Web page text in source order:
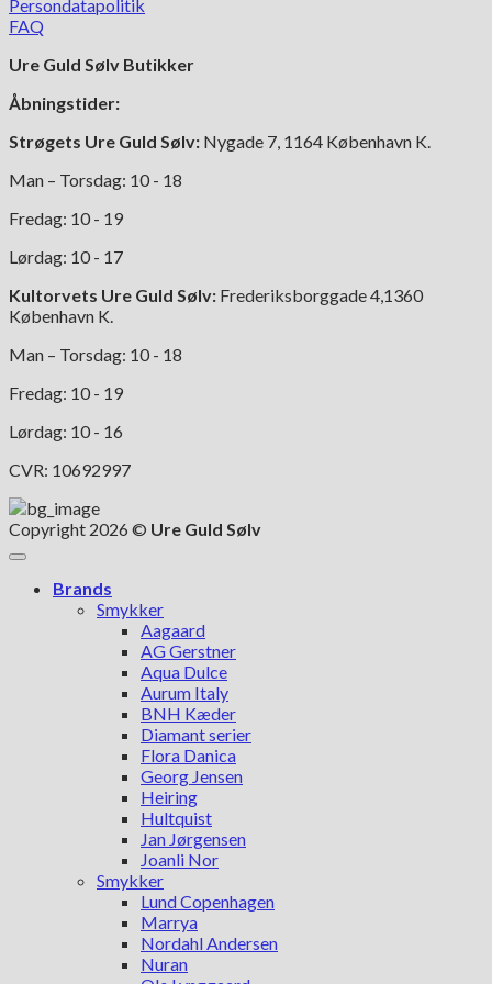
Mulighederne
vælges
varesiden
Persondatapolitik
FAQ
Ure Guld Sølv Butikker
Åbningstider:
Strøgets Ure Guld Sølv: Nygade 7, 1164 København K.
Man – Torsdag: 10 - 18
Fredag: 10 - 19
Lørdag: 10 - 17
Kultorvets Ure Guld Sølv: Frederiksborggade 4,1360
København K.
Man – Torsdag: 10 - 18
Fredag: 10 - 19
Lørdag: 10 - 16
CVR: 10692997
Copyright 2026 © Ure Guld Sølv
Brands
Smykker
Aagaard
AG Gerstner
Aqua Dulce
Aurum Italy
BNH Kæder
Diamant serier
Flora Danica
Georg Jensen
Heiring
Hultquist
Jan Jørgensen
Joanli Nor
Smykker
Lund Copenhagen
Marrya
Nordahl Andersen
Nuran